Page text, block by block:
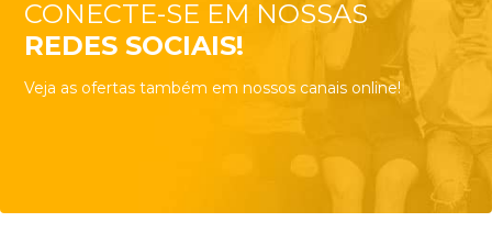
CONECTE-SE EM NOSSAS
REDES SOCIAIS!
Veja as ofertas também em nossos canais online!